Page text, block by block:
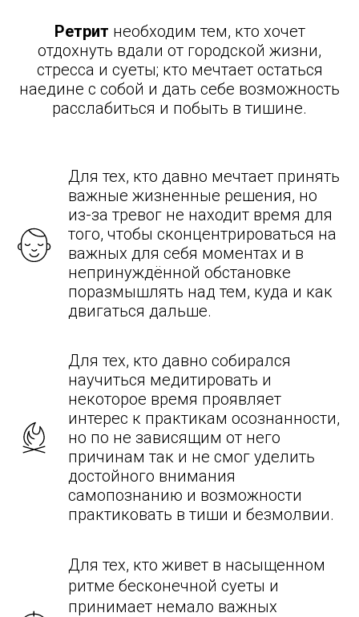
Ретрит необходим тем, кто хочет
отдохнуть вдали от городской жизни,
стресса и суеты; кто мечтает остаться
наедине с собой и дать себе возможность
расслабиться и побыть в тишине.
Для тех, кто давно мечтает принять
важные жизненные решения, но
из-за тревог не находит время для
того, чтобы сконцентрироваться на
важных для себя моментах и в
непринуждённой обстановке
поразмышлять над тем, куда и как
двигаться дальше.
Для тех, кто давно собирался
научиться медитировать и
некоторое время проявляет
интерес к практикам осознанности,
но по не зависящим от него
причинам так и не смог уделить
достойного внимания
самопознанию и возможности
практиковать в тиши и безмолвии.
Для тех, кто живет в насыщенном
ритме бесконечной суеты и
принимает немало важных